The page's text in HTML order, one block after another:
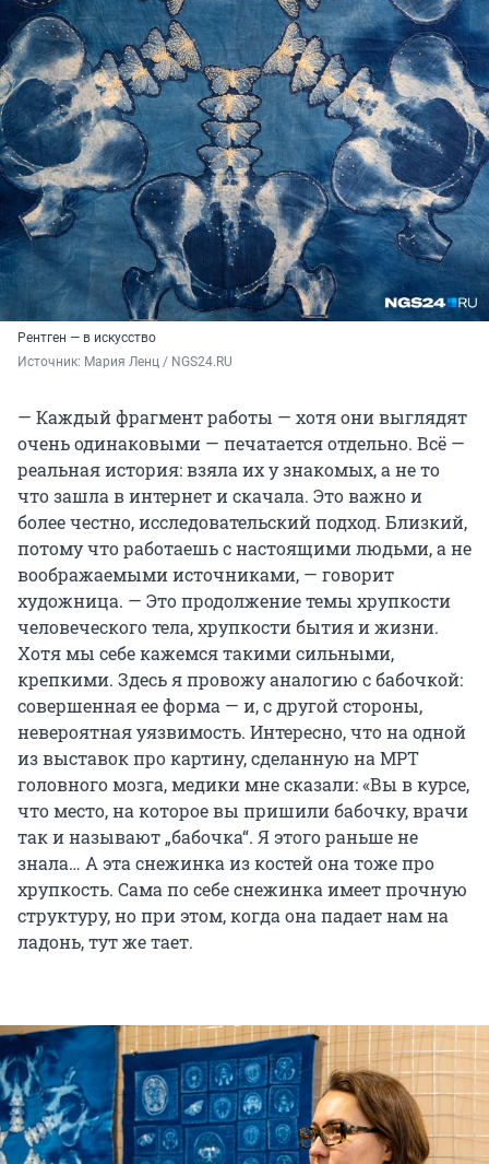
Рентген — в искусство
Источник: Мария Ленц / NGS24.RU
— Каждый фрагмент работы — хотя они выглядят
очень одинаковыми — печатается отдельно. Всё —
реальная история: взяла их у знакомых, а не то
что зашла в интернет и скачала. Это важно и
более честно, исследовательский подход. Близкий,
потому что работаешь с настоящими людьми, а не
воображаемыми источниками, — говорит
художница. — Это продолжение темы хрупкости
человеческого тела, хрупкости бытия и жизни.
Хотя мы себе кажемся такими сильными,
крепкими. Здесь я провожу аналогию с бабочкой:
совершенная ее форма — и, с другой стороны,
невероятная уязвимость. Интересно, что на одной
из выставок про картину, сделанную на МРТ
головного мозга, медики мне сказали: «Вы в курсе,
что место, на которое вы пришили бабочку, врачи
так и называют „бабочка“. Я этого раньше не
знала… А эта снежинка из костей она тоже про
хрупкость. Сама по себе снежинка имеет прочную
структуру, но при этом, когда она падает нам на
ладонь, тут же тает.